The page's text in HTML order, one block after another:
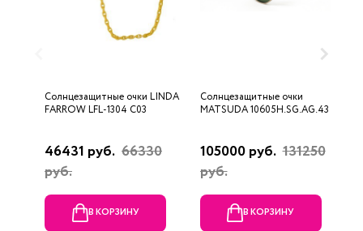
Солнцезащитные очки LINDA
FARROW LFL-1304 C03
46431 руб. 66330
руб.
В КОРЗИНУ
Солнцезащитные очки
MATSUDA 10605H.SG.AG.43
105000 руб. 131250
руб.
В КОРЗИНУ